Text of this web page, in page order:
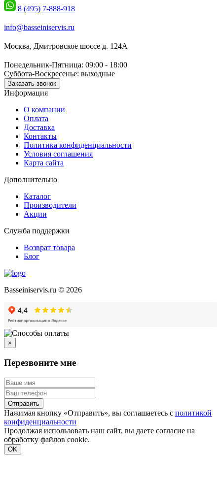
8 (495) 7-888-918
info@basseiniservis.ru
Москва, Дмитровское шоссе д. 124А
Понедельник-Пятница: 09:00 - 18:00
Суббота-Воскресенье: выходные
Заказать звонок
Информация
О компании
Оплата
Доставка
Контакты
Политика конфиденциальности
Условия соглашения
Карта сайта
Дополнительно
Каталог
Производители
Акции
Служба поддержки
Возврат товара
Блог
Basseiniservis.ru © 2026
×
Перезвоните мне
Отправить
Нажимая кнопку «Отправить», вы соглашаетесь с политикой
конфиденциальности
Продолжая использовать наш сайт, вы даете согласие на
обработку файлов cookie.
OK